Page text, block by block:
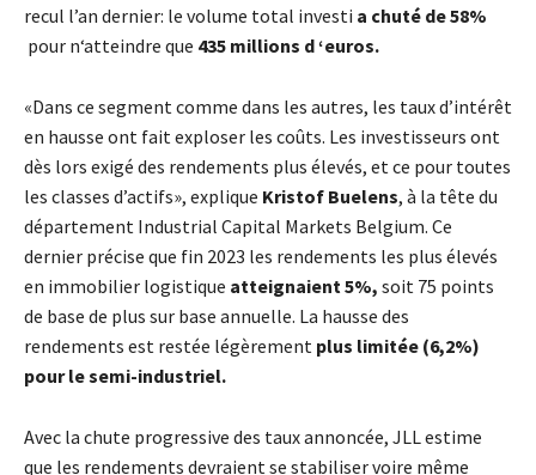
recul l’an dernier: le volume total investi a chuté de 58%
pour n‘atteindre que 435 millions d ‘euros.
«Dans ce segment comme dans les autres, les taux d’intérêt
en hausse ont fait exploser les coûts. Les investisseurs ont
dès lors exigé des rendements plus élevés, et ce pour toutes
les classes d’actifs», explique Kristof Buelens, à la tête du
département Industrial Capital Markets Belgium. Ce
dernier précise que fin 2023 les rendements les plus élevés
en immobilier logistique atteignaient 5%, soit 75 points
de base de plus sur base annuelle. La hausse des
rendements est restée légèrement plus limitée (6,2%)
pour le semi-industriel.
Avec la chute progressive des taux annoncée, JLL estime
que les rendements devraient se stabiliser voire même